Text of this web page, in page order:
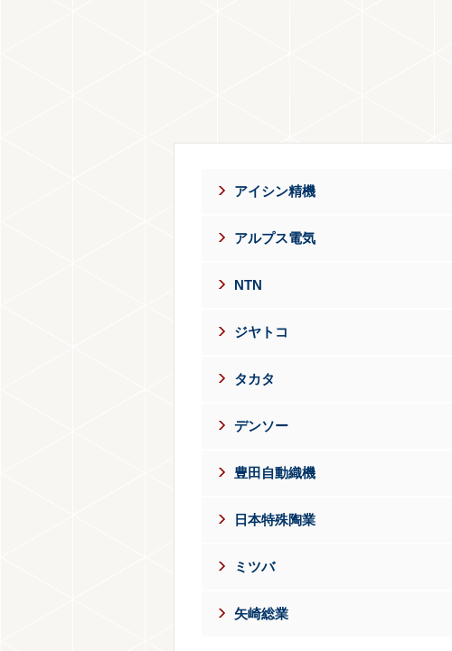
アイシン精機
アルプス電気
NTN
ジヤトコ
タカタ
デンソー
豊田自動織機
日本特殊陶業
ミツバ
矢崎総業